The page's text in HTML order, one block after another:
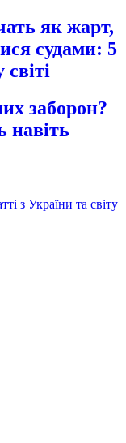
як жарт,
судами: 5
заборон?
навіть